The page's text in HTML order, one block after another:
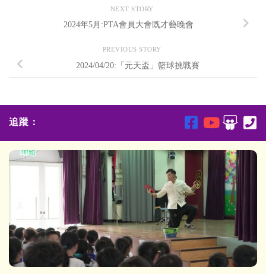
NEXT STORY
2024年5月:PTA會員大會既才藝晚會
PREVIOUS STORY
2024/04/20:「元天盃」籃球挑戰賽
追蹤：